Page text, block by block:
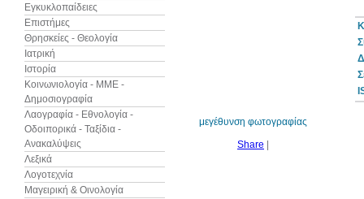
Εγκυκλοπαίδειες
Επιστήμες
Θρησκείες - Θεολογία
Ιατρική
Ιστορία
Κοινωνιολογία - ΜΜΕ -
Δημοσιογραφία
Λαογραφία - Εθνολογία -
Οδοιπορικά - Ταξίδια -
Ανακαλύψεις
Λεξικά
Λογοτεχνία
Μαγειρική & Οινολογία
μεγέθυνση φωτογραφίας
Share